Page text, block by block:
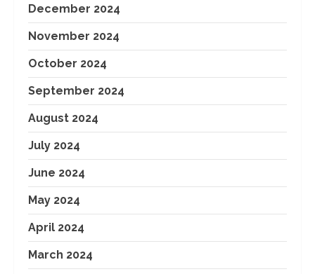
December 2024
November 2024
October 2024
September 2024
August 2024
July 2024
June 2024
May 2024
April 2024
March 2024